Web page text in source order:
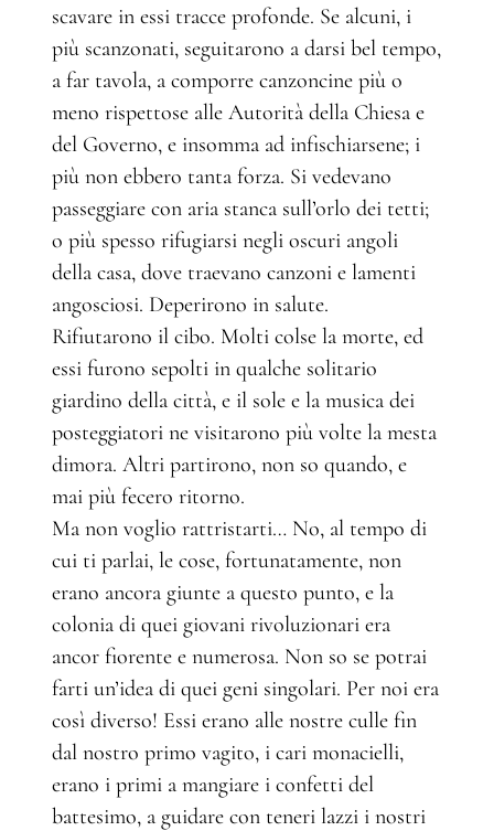
scavare in essi tracce profonde. Se alcuni, i
più scanzonati, seguitarono a darsi bel tempo,
a far tavola, a comporre canzoncine più o
meno rispettose alle Autorità della Chiesa e
del Governo, e insomma ad infischiarsene; i
più non ebbero tanta forza. Si vedevano
passeggiare con aria stanca sull’orlo dei tetti;
o più spesso rifugiarsi negli oscuri angoli
della casa, dove traevano canzoni e lamenti
angosciosi. Deperirono in salute.
Rifiutarono il cibo. Molti colse la morte, ed
essi furono sepolti in qualche solitario
giardino della città, e il sole e la musica dei
posteggiatori ne visitarono più volte la mesta
dimora. Altri partirono, non so quando, e
mai più fecero ritorno.
Ma non voglio rattristarti… No, al tempo di
cui ti parlai, le cose, fortunatamente, non
erano ancora giunte a questo punto, e la
colonia di quei giovani rivoluzionari era
ancor fiorente e numerosa. Non so se potrai
farti un’idea di quei geni singolari. Per noi era
così diverso! Essi erano alle nostre culle fin
dal nostro primo vagito, i cari monacielli,
erano i primi a mangiare i confetti del
battesimo, a guidare con teneri lazzi i nostri